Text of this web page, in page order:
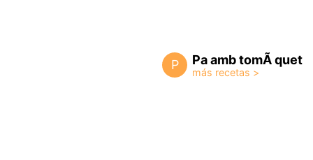
P Pa amb tomÃ quet